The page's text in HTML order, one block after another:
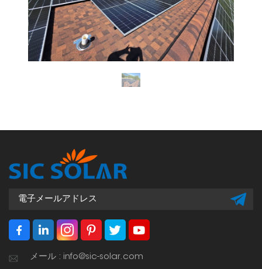
メール : info@sic-solar.com